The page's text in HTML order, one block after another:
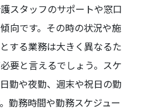
スタッフのサポートや窓口
向です。その時の状況や施
する業務は大きく異なるた
要と言えるでしょう。スケ
勤や夜勤、週末や祝日の勤
勤務時間や勤務スケジュー